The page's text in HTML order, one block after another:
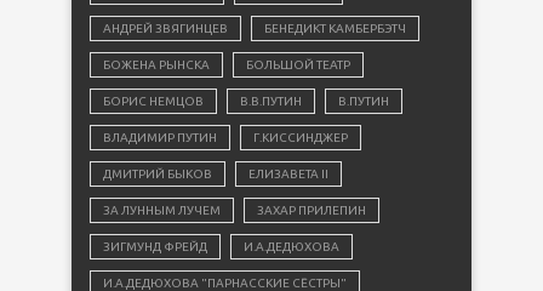
АНДРЕЙ ЗВЯГИНЦЕВ БЕНЕДИКТ КАМБЕРБЭТЧ
БОЖЕНА РЫНСКА БОЛЬШОЙ ТЕАТР
БОРИС НЕМЦОВ В.В.ПУТИН В.ПУТИН
ВЛАДИМИР ПУТИН Г.КИССИНДЖЕР
ДМИТРИЙ БЫКОВ ЕЛИЗАВЕТА II
ЗА ЛУННЫМ ЛУЧЕМ ЗАХАР ПРИЛЕПИН
ЗИГМУНД ФРЕЙД И.А.ДЕДЮХОВА
И.А.ДЕДЮХОВА "ПАРНАССКИЕ СЁСТРЫ"